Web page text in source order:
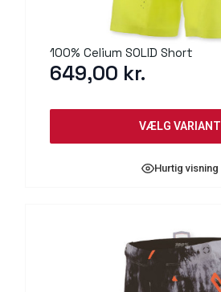
100% Celium SOLID Short
649,00 kr.
VÆLG VARIANT
Hurtig visning